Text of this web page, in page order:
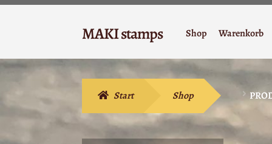
Zur
Navigation
springen
Zum
Inhalt
springen
MAKI stamps Shop Warenkorb
Start Shop